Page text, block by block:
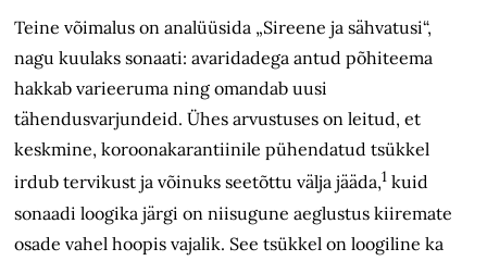
Teine võimalus on analüüsida „Sireene ja sähvatusi“,
nagu kuulaks sonaati: avaridadega antud põhiteema
hakkab varieeruma ning omandab uusi
tähendusvarjundeid. Ühes arvustuses on leitud, et
keskmine, koroonakarantiinile pühendatud tsükkel
irdub tervikust ja võinuks seetõttu välja jääda,1 kuid
sonaadi loogika järgi on niisugune aeglustus kiiremate
osade vahel hoopis vajalik. See tsükkel on loogiline ka